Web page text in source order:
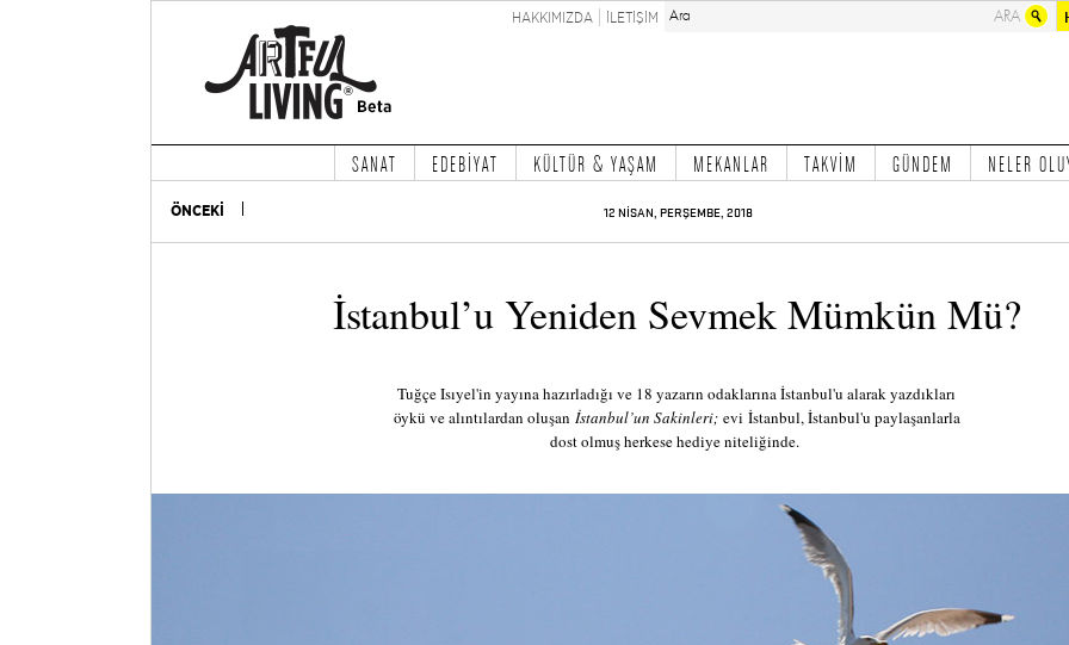
HAKKIMIZDA İLETİŞİM
SANAT EDEBİYAT KÜLTÜR & YAŞAM MEKANLAR TAKVİM GÜNDEM NELER
ÖNCEKİ 12 NİSAN, PERŞEMBE, 2018
İstanbul’u Yeniden Sevmek Mümkün Mü?
Tuğçe Isıyel'in yayına hazırladığı ve 18 yazarın odaklarına İstanbul'u alarak yazdıkları
öykü ve alıntılardan oluşan İstanbul’un Sakinleri; evi İstanbul, İstanbul'u paylaşanlarla
dost olmuş herkese hediye niteliğinde.